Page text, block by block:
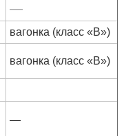
—
вагонка (класс «В»)
вагонка (класс «В»)
—